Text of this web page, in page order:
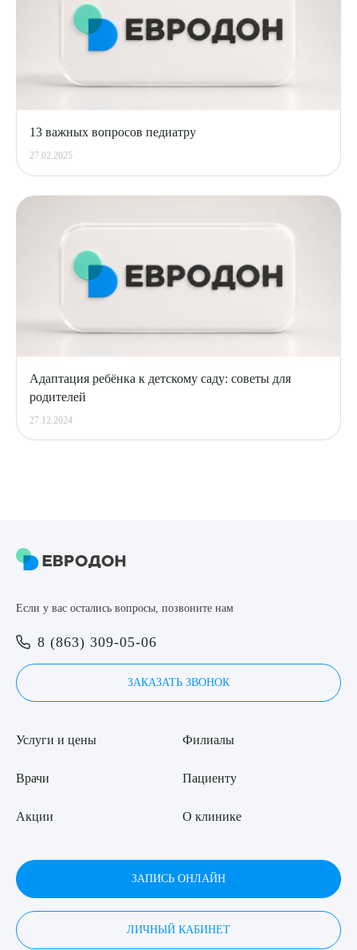
13 важных вопросов педиатру
27.02.2025
Адаптация ребёнка к детскому саду: советы для
родителей
27.12.2024
Если у вас остались вопросы, позвоните нам
8 (863) 309-05-06
ЗАКАЗАТЬ ЗВОНОК
Услуги и цены
Врачи
Акции
Филиалы
Пациенту
О клинике
ЗАПИСЬ ОНЛАЙН
ЛИЧНЫЙ КАБИНЕТ